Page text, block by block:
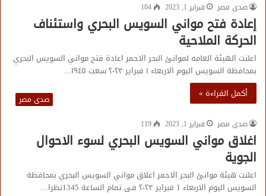
صدى مصر
فبراير 1, 2023 104
إعادة فتح مواني السويس البحري واستئناف
الحركة الملاحية
اعلنت الهيئة العامه لموانئ البحر الاحمر اعادة فتح مواني السويس البحري
بمحافظة السويس اليوم الاربعاء ١ فبراير ٢٠٢٣ سعت ١٩٤٥…
أكمل القراءة »
صدى مصر
صدى مصر
فبراير 1, 2023 119
اغلاق مواني السويس البحري لسوء الاحوال
الجوية
اعلنت هيئة موانئ البحر الاحمر اغلاق مواني السويس البحري بمحافظة
السويس اليوم الاربعاء 1 فبراير ٢٠٢٣ فى تمام الساعة 1345نظرا…